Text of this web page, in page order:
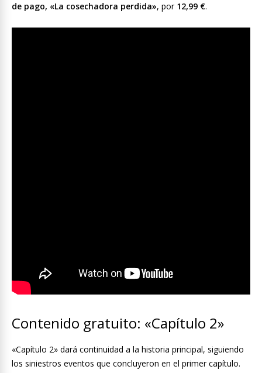
de pago, «La cosechadora perdida», por 12,99 €.
Contenido gratuito: «Capítulo 2»
«Capítulo 2» dará continuidad a la historia principal, siguiendo
los siniestros eventos que concluyeron en el primer capítulo.